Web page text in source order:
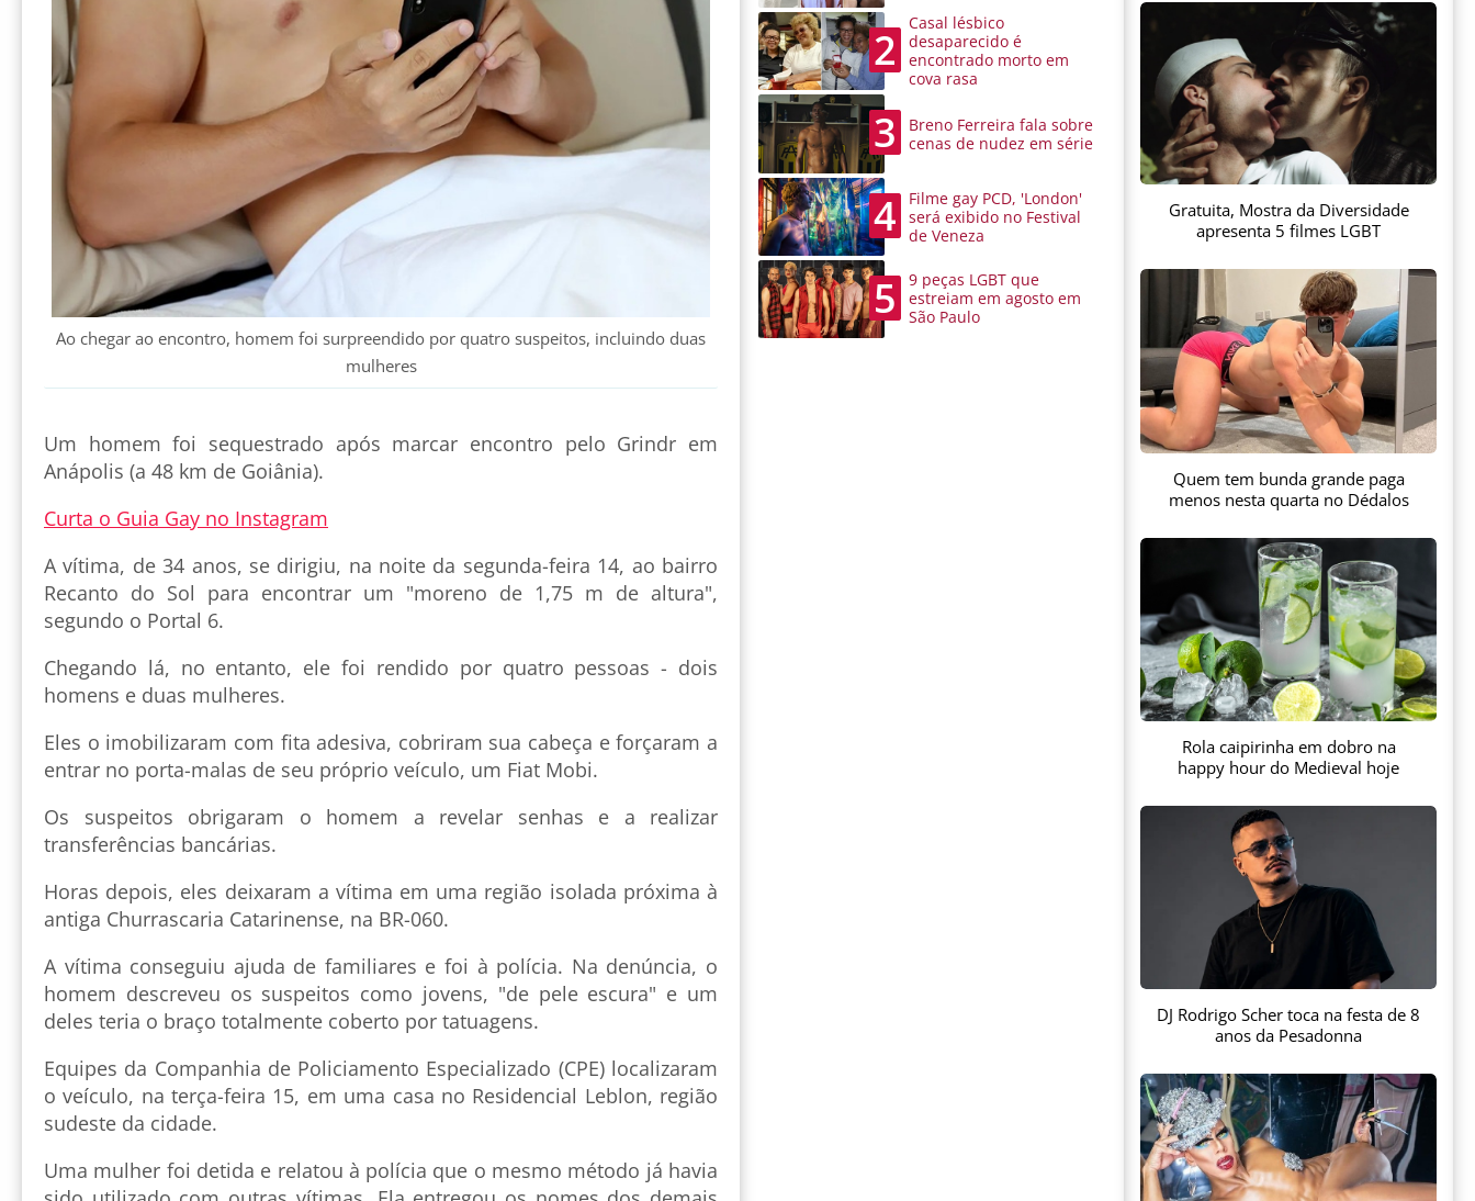
Ao chegar ao encontro, homem foi surpreendido por quatro suspeitos, incluindo duas
mulheres
Um homem foi sequestrado após marcar encontro pelo Grindr em
Anápolis (a 48 km de Goiânia).
Curta o Guia Gay no Instagram
A vítima, de 34 anos, se dirigiu, na noite da segunda-feira 14, ao bairro
Recanto do Sol para encontrar um "moreno de 1,75 m de altura",
segundo o Portal 6.
Chegando lá, no entanto, ele foi rendido por quatro pessoas - dois
homens e duas mulheres.
Eles o imobilizaram com fita adesiva, cobriram sua cabeça e forçaram a
entrar no porta-malas de seu próprio veículo, um Fiat Mobi.
Os suspeitos obrigaram o homem a revelar senhas e a realizar
transferências bancárias.
Horas depois, eles deixaram a vítima em uma região isolada próxima à
antiga Churrascaria Catarinense, na BR-060.
A vítima conseguiu ajuda de familiares e foi à polícia. Na denúncia, o
homem descreveu os suspeitos como jovens, "de pele escura" e um
deles teria o braço totalmente coberto por tatuagens.
Equipes da Companhia de Policiamento Especializado (CPE) localizaram
o veículo, na terça-feira 15, em uma casa no Residencial Leblon, região
sudeste da cidade.
Uma mulher foi detida e relatou à polícia que o mesmo método já havia
2
Casal lésbico
desaparecido é
encontrado morto em
cova rasa
3
Breno Ferreira fala sobre
cenas de nudez em série
4
Filme gay PCD, 'London'
será exibido no Festival
de Veneza
5
9 peças LGBT que
estreiam em agosto em
São Paulo
Gratuita, Mostra da Diversidade
apresenta 5 filmes LGBT
Quem tem bunda grande paga
menos nesta quarta no Dédalos
Rola caipirinha em dobro na
happy hour do Medieval hoje
DJ Rodrigo Scher toca na festa de 8
anos da Pesadonna